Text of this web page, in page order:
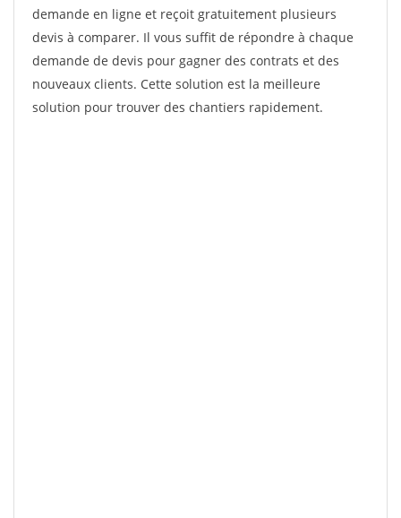
demande en ligne et reçoit gratuitement plusieurs
devis à comparer. Il vous suffit de répondre à chaque
demande de devis pour gagner des contrats et des
nouveaux clients. Cette solution est la meilleure
solution pour trouver des chantiers rapidement.